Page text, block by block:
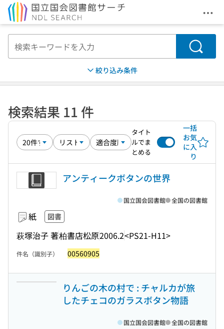
メ
検索
絞り込み条件
検索結果 11 件
タイト
ルでま
とめる
一括
お気
に入
り
アンティークボタンの世界
紙 図書
萩塚治子 著柏書店松原2006.2<PS21-H11>
国立国会図書館 全国の図書館
件名（識別子） 00560905
りんごの木の村で : チャルカが旅
したチェコのガラスボタン物語
国立国会図書館 全国の図書館